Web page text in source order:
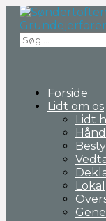
Fortsæt
indhold
Søg
efter:
Forside
Lidt om os
Lidt